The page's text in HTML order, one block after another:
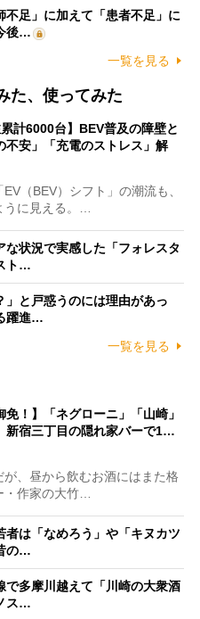
不足」に加えて「患者不足」に
後…
一覧を見る
た、使ってみた
累計6000台】BEV普及の障壁と
不安」「充電のストレス」解
（BEV）シフト」の潮流も、
に見える。…
な状況で実感した「フォレスタ
ト…
と戸惑うのには理由があっ
躍進…
一覧を見る
免！】「ネグローニ」「山崎」
新宿三丁目の隠れ家バーで1…
、昼から飲むお酒にはまた格
作家の大竹…
者は「なめろう」や「キヌカツ
の…
で多摩川越えて「川崎の大衆酒
ス…